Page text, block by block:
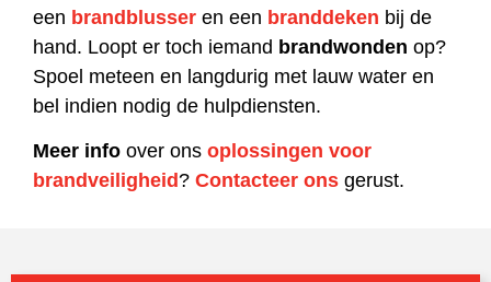
een brandblusser en een branddeken bij de
hand. Loopt er toch iemand brandwonden op?
Spoel meteen en langdurig met lauw water en
bel indien nodig de hulpdiensten.
Meer info over ons oplossingen voor
brandveiligheid? Contacteer ons gerust.